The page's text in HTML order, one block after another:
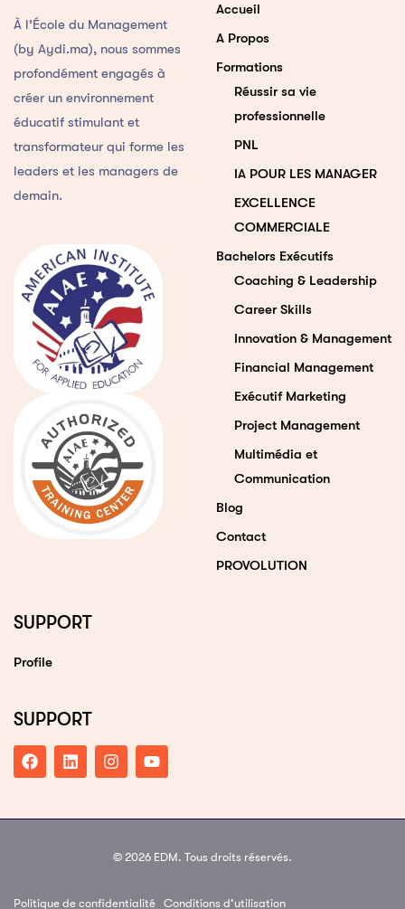
À l’École du Management
(by Aydi.ma), nous sommes
profondément engagés à
créer un environnement
éducatif stimulant et
transformateur qui forme les
leaders et les managers de
demain.
Accueil
A Propos
Formations
Réussir sa vie
professionnelle
PNL
IA POUR LES MANAGER
EXCELLENCE
COMMERCIALE
Bachelors Exécutifs
Coaching & Leadership
Career Skills
Innovation & Management
Financial Management
Exécutif Marketing
Project Management
Multimédia et
Communication
Blog
Contact
PROVOLUTION
SUPPORT
Profile
SUPPORT
© 2026 EDM. Tous droits réservés.
Politique de confidentialité Conditions d’utilisation